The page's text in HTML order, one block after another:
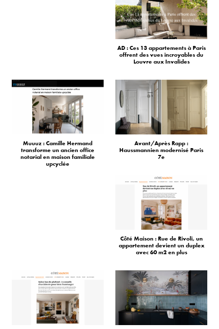
AD : Ces 13 appartements à Paris
offrent des vues incroyables du
Louvre aux Invalides
Muuuz : Camille Hermand
transforme un ancien office
notarial en maison familiale
upcyclée
Avant/Après Rapp :
Haussmannien modernisé Paris
7e
Côté Maison : Rue de Rivoli, un
appartement devient un duplex
avec 60 m2 en plus